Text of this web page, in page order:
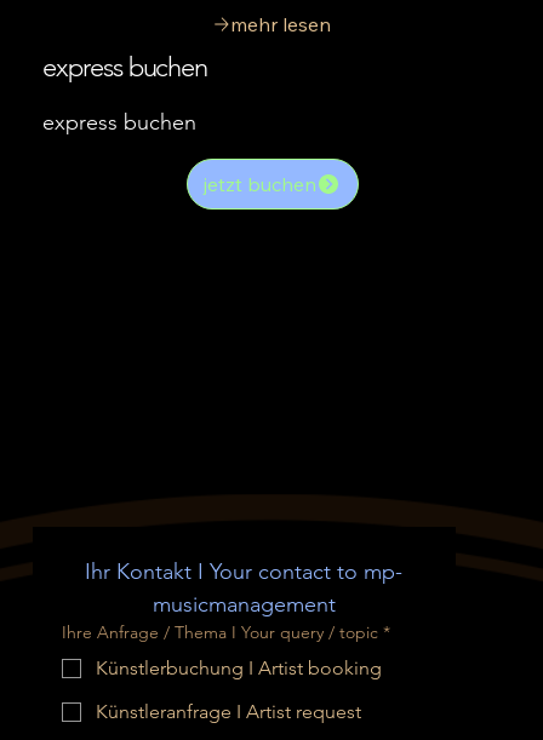
mehr lesen
express buchen
express buchen
jetzt buchen
Ihr Kontakt I Your contact to mp-
musicmanagement
Ihre Anfrage / Thema I Your query / topic *
Künstlerbuchung I Artist booking
Künstleranfrage I Artist request